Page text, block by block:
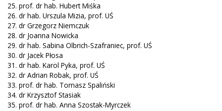
25. prof. dr hab. Hubert Miśka
26. dr hab. Urszula Mizia, prof. UŚ
27. dr Grzegorz Niemczuk
28. dr Joanna Nowicka
29. dr hab. Sabina Olbrich-Szafraniec, prof. UŚ
30. dr Jacek Płosa
31. dr hab. Karol Pyka, prof. UŚ
32. dr Adrian Robak, prof. UŚ
33. prof. dr hab. Tomasz Spaliński
34. dr Krzysztof Stasiak
35. prof. dr hab. Anna Szostak-Myrczek